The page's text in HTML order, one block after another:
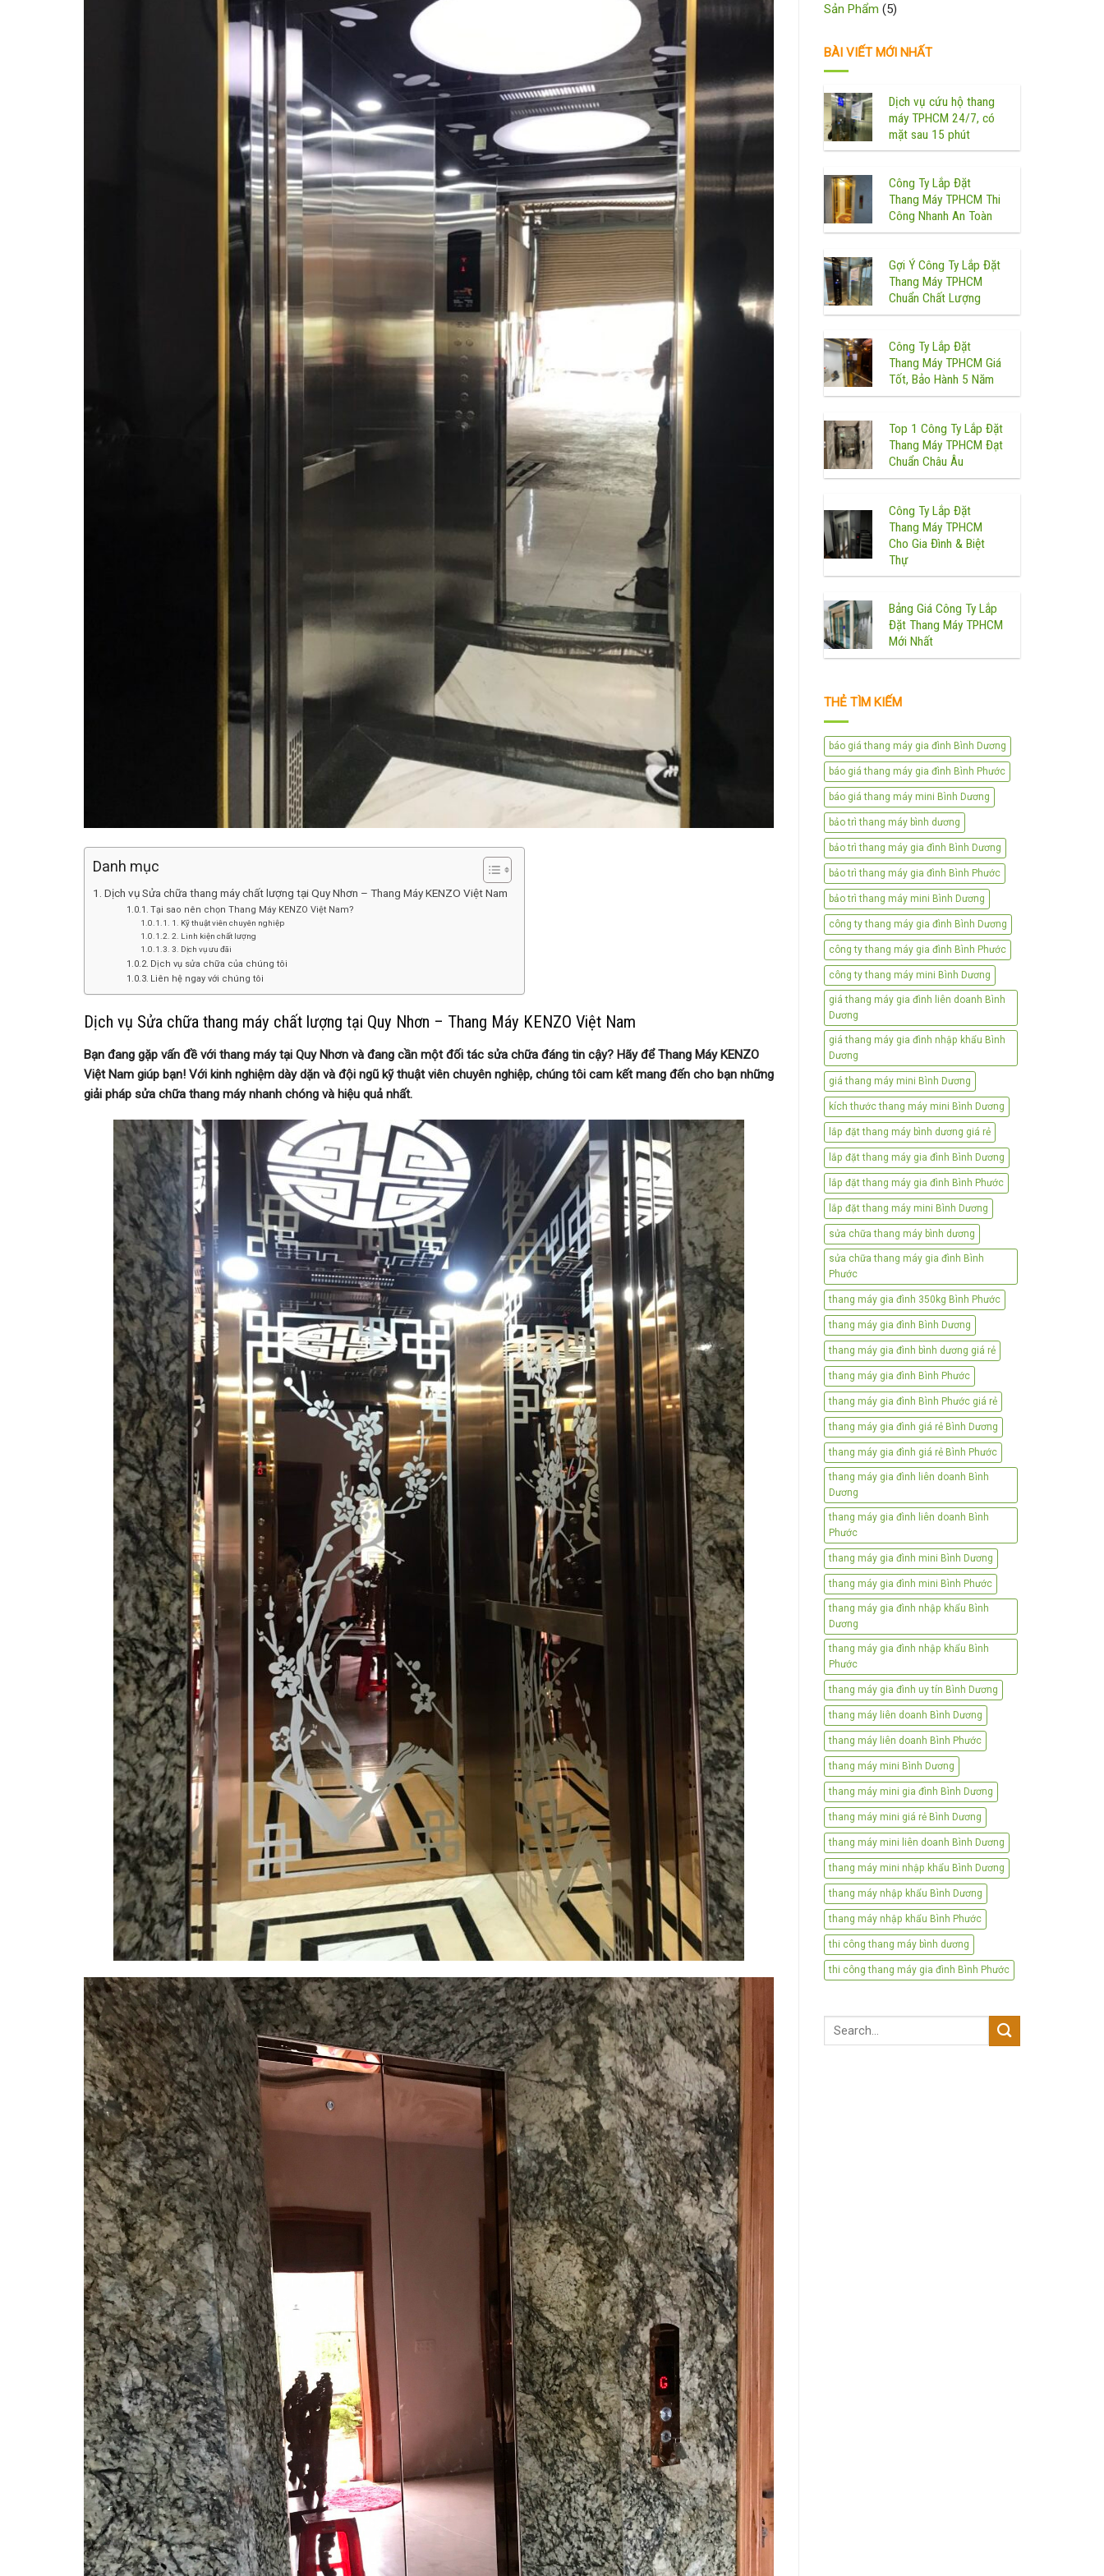
Danh mục
Dịch vụ Sửa chữa thang máy chất lượng tại Quy Nhơn – Thang Máy KENZO Việt Nam
Tại sao nên chọn Thang Máy KENZO Việt Nam?
1. Kỹ thuật viên chuyên nghiệp
2. Linh kiện chất lượng
3. Dịch vụ ưu đãi
Dịch vụ sửa chữa của chúng tôi
Liên hệ ngay với chúng tôi
Dịch vụ Sửa chữa thang máy chất lượng tại Quy Nhơn – Thang Máy KENZO Việt Nam
Bạn đang gặp vấn đề với thang máy tại Quy Nhơn và đang cần một đối tác sửa chữa đáng tin cậy? Hãy để Thang Máy KENZO
Việt Nam giúp bạn! Với kinh nghiệm dày dặn và đội ngũ kỹ thuật viên chuyên nghiệp, chúng tôi cam kết mang đến cho bạn những
giải pháp sửa chữa thang máy nhanh chóng và hiệu quả nhất.
Sản Phẩm (5)
BÀI VIẾT MỚI NHẤT
Dịch vụ cứu hộ thang
máy TPHCM 24/7, có
mặt sau 15 phút
Công Ty Lắp Đặt
Thang Máy TPHCM Thi
Công Nhanh An Toàn
Gợi Ý Công Ty Lắp Đặt
Thang Máy TPHCM
Chuẩn Chất Lượng
Công Ty Lắp Đặt
Thang Máy TPHCM Giá
Tốt, Bảo Hành 5 Năm
Top 1 Công Ty Lắp Đặt
Thang Máy TPHCM Đạt
Chuẩn Châu Âu
Công Ty Lắp Đặt
Thang Máy TPHCM
Cho Gia Đình & Biệt
Thự
Bảng Giá Công Ty Lắp
Đặt Thang Máy TPHCM
Mới Nhất
THẺ TÌM KIẾM
báo giá thang máy gia đình Bình Dương
báo giá thang máy gia đình Bình Phước
báo giá thang máy mini Bình Dương
bảo trì thang máy bình dương
bảo trì thang máy gia đình Bình Dương
bảo trì thang máy gia đình Bình Phước
bảo trì thang máy mini Bình Dương
công ty thang máy gia đình Bình Dương
công ty thang máy gia đình Bình Phước
công ty thang máy mini Bình Dương
giá thang máy gia đình liên doanh Bình
Dương
giá thang máy gia đình nhập khẩu Bình
Dương
giá thang máy mini Bình Dương
kích thước thang máy mini Bình Dương
lắp đặt thang máy bình dương giá rẻ
lắp đặt thang máy gia đình Bình Dương
lắp đặt thang máy gia đình Bình Phước
lắp đặt thang máy mini Bình Dương
sửa chữa thang máy bình dương
sửa chữa thang máy gia đình Bình
Phước
thang máy gia đình 350kg Bình Phước
thang máy gia đình Bình Dương
thang máy gia đình bình dương giá rẻ
thang máy gia đình Bình Phước
thang máy gia đình Bình Phước giá rẻ
thang máy gia đình giá rẻ Bình Dương
thang máy gia đình giá rẻ Bình Phước
thang máy gia đình liên doanh Bình
Dương
thang máy gia đình liên doanh Bình
Phước
thang máy gia đình mini Bình Dương
thang máy gia đình mini Bình Phước
thang máy gia đình nhập khẩu Bình
Dương
thang máy gia đình nhập khẩu Bình
Phước
thang máy gia đình uy tín Bình Dương
thang máy liên doanh Bình Dương
thang máy liên doanh Bình Phước
thang máy mini Bình Dương
thang máy mini gia đình Bình Dương
thang máy mini giá rẻ Bình Dương
thang máy mini liên doanh Bình Dương
thang máy mini nhập khẩu Bình Dương
thang máy nhập khẩu Bình Dương
thang máy nhập khẩu Bình Phước
thi công thang máy bình dương
thi công thang máy gia đình Bình Phước
Search